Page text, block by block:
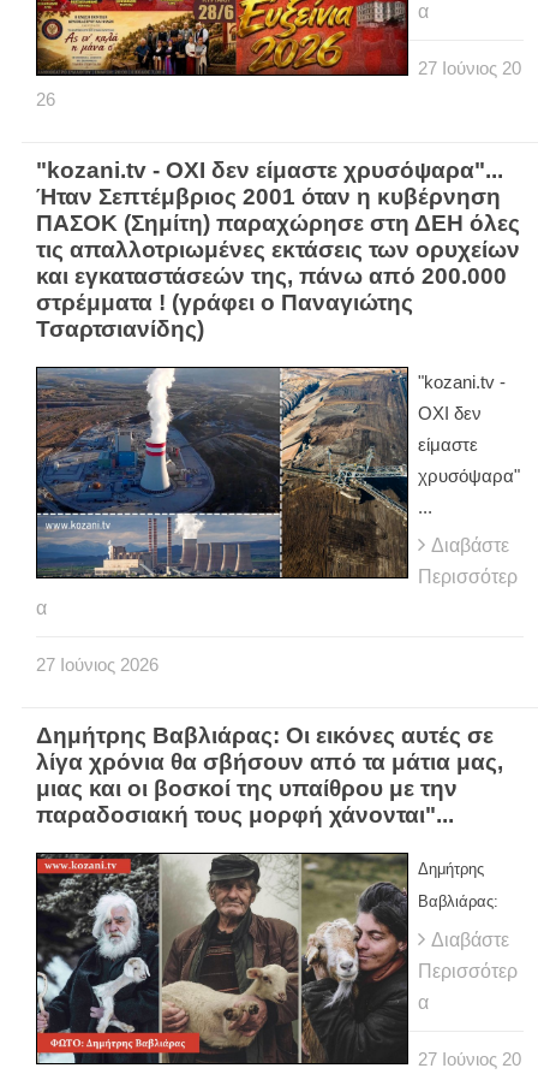
α
27 Ιούνιος 20
26
"kozani.tv - ΟΧΙ δεν είμαστε χρυσόψαρα"...
Ήταν Σεπτέμβριος 2001 όταν η κυβέρνηση
ΠΑΣΟΚ (Σημίτη) παραχώρησε στη ΔΕΗ όλες
τις απαλλοτριωμένες εκτάσεις των ορυχείων
και εγκαταστάσεών της, πάνω από 200.000
στρέμματα ! (γράφει ο Παναγιώτης
Τσαρτσιανίδης)
"kozani.tv -
ΟΧΙ δεν
είμαστε
χρυσόψαρα"
...
Διαβάστε
Περισσότερ
α
27 Ιούνιος 2026
Δημήτρης Βαβλιάρας: Οι εικόνες αυτές σε
λίγα χρόνια θα σβήσουν από τα μάτια μας,
μιας και οι βοσκοί της υπαίθρου με την
παραδοσιακή τους μορφή χάνονται"...
Δημήτρης
Βαβλιάρας:
Διαβάστε
Περισσότερ
α
27 Ιούνιος 20